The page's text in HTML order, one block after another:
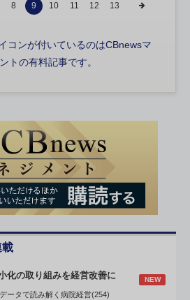
8 9 10 11 12 13
コンが付いているのはCBnewsマ
トの有料記事です。
載
化の取り組みを経営改善に NEW
データで読み解く病院経営(254)